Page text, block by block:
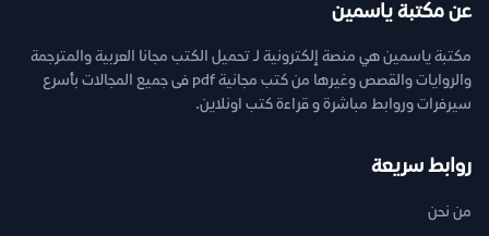
عن مكتبة ياسمين
مكتبة ياسمين هي منصة إلكترونية لـ تحميل الكتب مجانا العربية والمترجمة
والروايات والقصص وغيرها من كتب مجانية pdf فى جميع المجالات بأسرع
سيرفرات وروابط مباشرة و قراءة كتب اونلاين.
روابط سريعة
من نحن